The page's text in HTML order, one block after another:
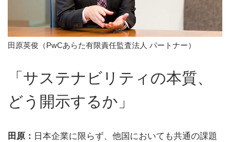
田原英俊（PwCあらた有限責任監査法人 パートナー）
「サステナビリティの本質、
どう開示するか」
田原： 日本企業に限らず、他国においても共通の課題